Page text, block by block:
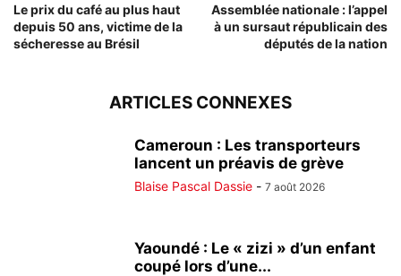
Le prix du café au plus haut
depuis 50 ans, victime de la
sécheresse au Brésil
Assemblée nationale : l’appel
à un sursaut républicain des
députés de la nation
ARTICLES CONNEXES
Cameroun : Les transporteurs
lancent un préavis de grève
Blaise Pascal Dassie - 7 août 2026
Yaoundé : Le « zizi » d’un enfant
coupé lors d’une...